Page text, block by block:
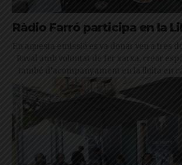
Ràdio Farró participa en la
En aquesta emissió es va donar veu a tres
Raval amb voluntat de fer xarxa, crear
també d’acompanyament en la lluita en